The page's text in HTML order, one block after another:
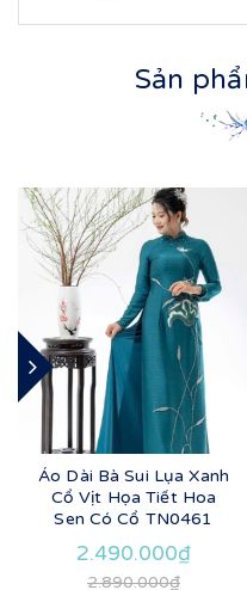
Sản
Áo Dài Bà Sui Lụa Xanh
Cổ Vịt Họa Tiết Hoa
Sen Có Cổ TN0461
2.490.000₫
2.890.000₫